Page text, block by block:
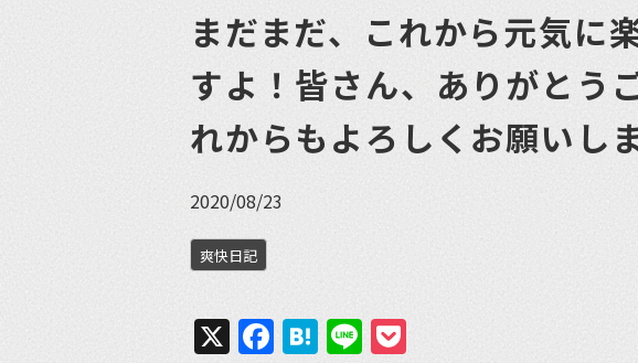
まだまだ、これから元気に
すよ！皆さん、ありがとう
れからもよろしくお願いし
2020/08/23
爽快日記
X Facebook
Hatena
Line